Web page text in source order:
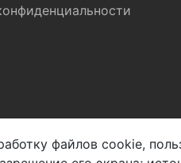
сетяхфайлов cookie,